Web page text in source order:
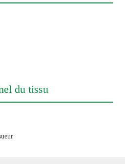
du tissu